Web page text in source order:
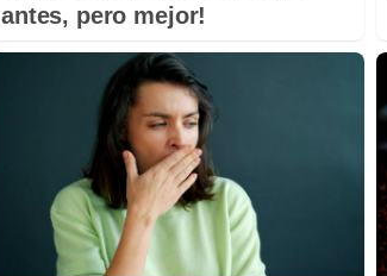
antes, pero mejor!